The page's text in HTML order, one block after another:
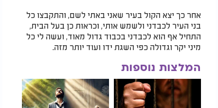
אחר כך יצא הקול בעיר שאני באתי לשם, והתקבצו כל
בני העיר לכבדני ולשמש אותי, וכראות כן בעל הבית,
התחיל אף הוא לכבדני בכבוד גדול מאוד, ועשה לי כל
מיני יקר וגדולה כפי השגת ידו ועוד יותר מזה.
המלצות נוספות